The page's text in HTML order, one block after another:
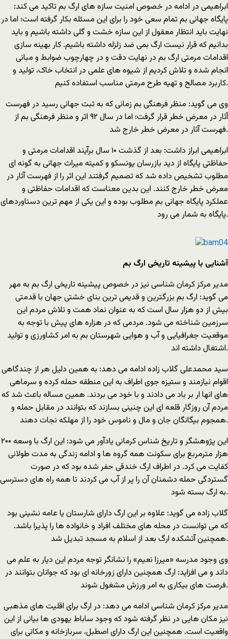
ابراهیمی در ادامه در خصوص امنیت سازه های ارگ بم تاکید می کند:
پایگاه جهانی بم تمام سعی خود را برای این مسئله بکار گرفته است؛ اما در
نهایت باید انتظار معقول از این سازه خشت و گلی داشته باشیم و باید
بدانیم که قرار نیست ارگ بمی ضد زلزله داشته باشیم. کار بهینه سازی
اقدامات مرمتی ارگ بم در نهایت دقت و در چهارچوب ضوابط و مبانی
انجام شده و تلاش کردیم از شیوه های علمی در انتخاب خاک، تولید و
کاربرد مصالح و تهیه طرح مرمتی مناسب استفاده کنیم.
وی می گوید: منظر فرهنگی بم زمانی که به ثبت جهانی رسید در فهرست
آثار در معرض خطر قرار گرفت؛ اما در سال ۹۲ اثر و منظر فرهنگی بم از
فهرست آثار در معرض خطر خارج شد.
ابراهیمی ابراز داشت: بعد از گذشت ۱۰ سال برآیند اقدامات مرمتی و
حفاظتی پایگاه از دید بازرسان یونسکو و کمیته میراث جهانی به گونه ای
مطلوب تشخیص داده شد که تصمیم گرفتند این اثر را از فهرست آثار در
معرض خطر خارج کنند. این بدین معناست که اقدامات حفاظتی و
عملکرد پایگاه جهانی بم مطلوب بوده و این یکی از مهم ترین دستاوردهای
پایگاه به شمار می رود.
آشنایی با پیشینه تاریخی ارگ بم
مدیر مرکز کرمان شناسی نیز در خصوص پیشینه تاریخی ارگ بم به مهر
می گوید: ارگ بم بزرگترین و قدیمی ترین بنای خشتی جهان با قدمتی
بیش از دو هزار سال است که به عنوان نماد همت و تلاش مردم این
سرزمین شناخته می شود. مردمی که در هزاره های پیش با توجه به
موقعیت جغرافیایی و آب و هوایی شهرستان بم به امر کشاورزی و تولید
اشتغال داشته اند.
سید محمدعلی گلاب زاده ادامه می دهد: به همین دلیل هر از چندگاهی
اقوام نیازمند و ستیزه جوی اطراف به این منطقه حمله کرده و سرماهی
های انها ار بر باد می دادند و با خود می بردند. همین مساله باعث شد که
مردم آن روزگار قلعه ای این چنینی بسازند که بتوانند در مقابل حمله و
همجوم بیگانگان جان و مال و ناموس خود را از مهلکه نجات دهند.
این پژوهشگر و تاریخ شناس کرمانی یادآور می شود: این ارگ با وسعه ۲۰۰
هزار مترمربع برای سکونت همه گروه ها و ادامه زندگی به مدت طولانی
کفایت می کرد. در اطراف ارگ خندقی حفر شده بود که در صورت
گستردگی حمله دشمنان آن را پر از آب می کردند تا همه راه های دسترسی
به ارگ بسته شود.
گلاب زاده می گوید: علاوه بر این ارگ دارای شارستان یا عامه نشینی بود
که می توانست در محله های مختلف افراد و خانواده ها را پذیرا باشد.
همچنین آتشکده ارگ بعد از اسلام به مسجد تبدیل شد.
وی وجود مدرسه «میرزا نعیم» را نشانگر توجه مردم این دیار به علم می
داند و می افزاید: ارگ همچنین دارای زورخانه ای بود که جوانان بتوانند در
فرصت های بیکاری به امر ورزش مشغول شوند.
مدیر مرکز کرمان شناسی ادامه می دهد: در ارگ برای اقلیت های مذهبی
نیز مکان هایی در نظر گرفته شود که وجود ساباط یهودی ها بیانی از این
واقعیت است. همچنین این ارگ دارای اصطبل، سربازخانه و مکانی برای